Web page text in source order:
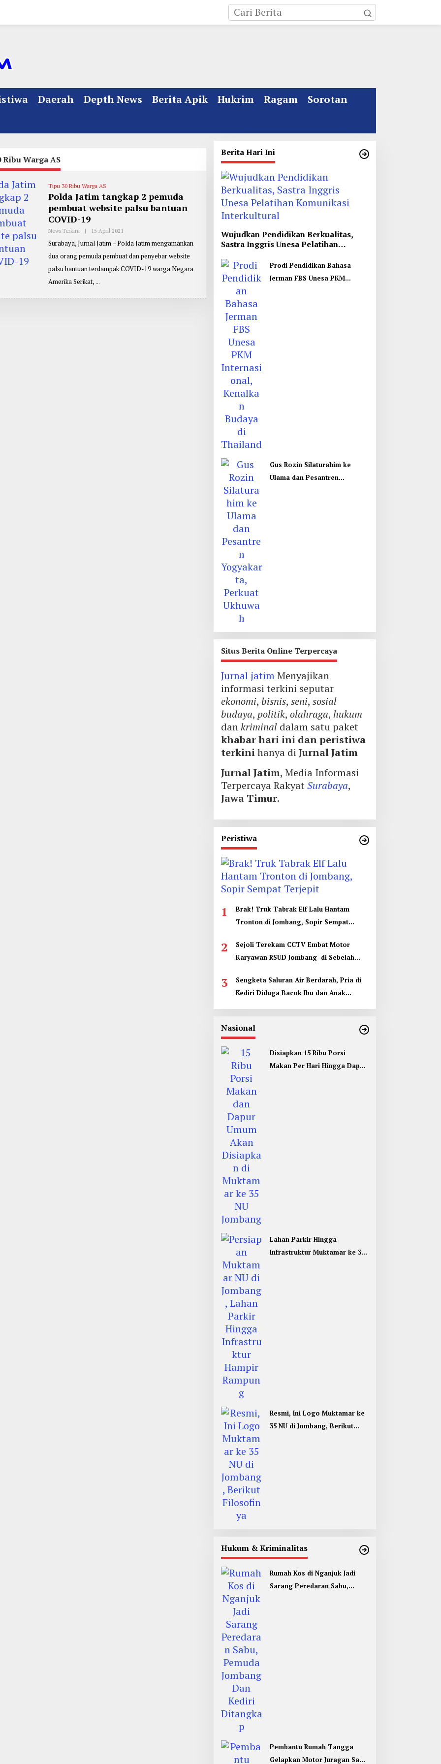
Daerah Depth News Berita Apik Hukrim Ragam
Sorotan
Ribu Warga AS
Tipu 30 Ribu Warga AS
Polda Jatim tangkap 2 pemuda
pembuat website palsu bantuan
COVID-19
News Terkini | 15 April 2021
E
P
E
N
I
Surabaya, Jurnal Jatim – Polda Jatim mengamankan
dua orang pemuda pembuat dan penyebar website
palsu bantuan terdampak COVID-19 warga Negara
Amerika Serikat,
Berita Hari Ini
Wujudkan Pendidikan Berkualitas,
Sastra Inggris Unesa Pelatihan
Prodi Pendidikan Bahasa
Jerman FBS Unesa PKM
Gus Rozin Silaturahim ke
Ulama dan Pesantren
Situs Berita Online Terpercaya
Jurnal jatimMenyajikan
informasi terkini seputar
ekonomi, bisnis, seni, sosial
budaya, politik, olahraga, hukum
dankriminaldalam satu paket
khabar hari ini dan peristiwa
terkinihanya di Jurnal Jatim
Jurnal Jatim, Media Informasi
Terpercaya RakyatSurabaya,
Jawa Timur.
Peristiwa
1
Brak! Truk Tabrak Elf Lalu Hantam
Tronton di Jombang, Sopir Sempat
2
Sejoli Terekam CCTV Embat Motor
Karyawan RSUD Jombang di Sebelah
3
Sengketa Saluran Air Berdarah, Pria di
Kediri Diduga Bacok Ibu dan Anak
Nasional
Disiapkan 15 Ribu Porsi
Makan Per Hari Hingga Dapur
Lahan Parkir Hingga
Infrastruktur Muktamar ke 35
Resmi, Ini Logo Muktamar ke
35 NU di Jombang, Berikut
Hukum & Kriminalitas
Rumah Kos di Nganjuk Jadi
Sarang Peredaran Sabu,
Pembantu Rumah Tangga
Gelapkan Motor Juragan Sapi